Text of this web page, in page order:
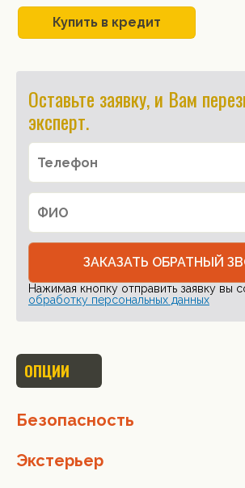
Купить в кредит
Оставьте заявку, и Вам
эксперт.
ЗАКАЗАТЬ ОБРАТНЫЙ
Нажимая кнопку отправить заявку вы
обработку персональных данных
ОПЦИИ
Безопасность
Экстерьер